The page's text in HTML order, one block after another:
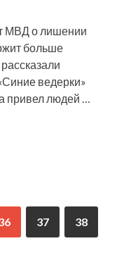
МВД о лишении
больше
ведерки»
привел людей …
37 38